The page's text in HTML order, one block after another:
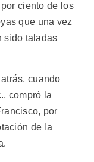
ciento de los
que una vez
sido taladas
cuando
compró la
por
de la